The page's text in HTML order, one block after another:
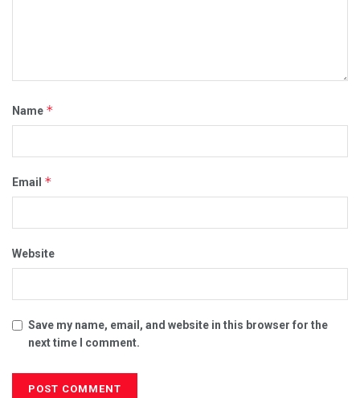
Name *
Email *
Website
Save my name, email, and website in this browser for the
next time I comment.